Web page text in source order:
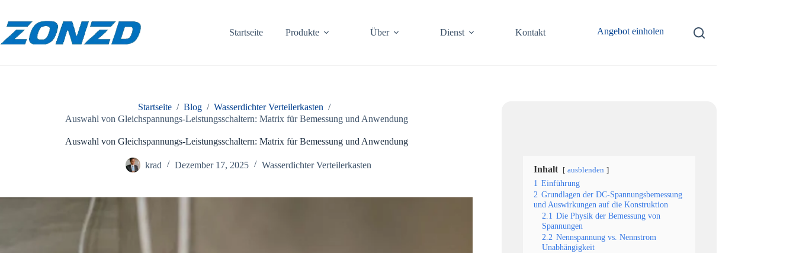
springen
Startseite Produkte Über Dienst Kontakt Angebot einholen
Startseite / Blog / Wasserdichter Verteilerkasten /
Auswahl von Gleichspannungs-Leistungsschaltern: Matrix für Bemessung und Anwendung
Auswahl von Gleichspannungs-Leistungsschaltern: Matrix für Bemessung und Anwendung
krad Dezember 17, 2025 Wasserdichter Verteilerkasten Inhalt ausblenden
1 Einführung
2 Grundlagen der DC-Spannungsbemessung
und Auswirkungen auf die Konstruktion
2.1 Die Physik der Bemessung von
Spannungen
2.2 Nennspannung vs. Nennstrom
Unabhängigkeit